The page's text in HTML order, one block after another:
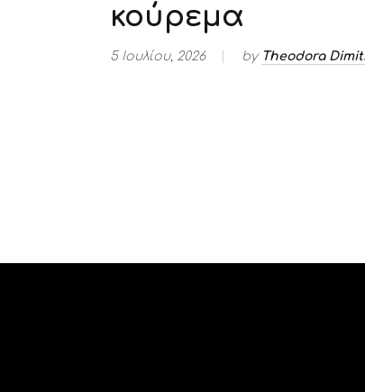
κούρεμα
5 Ιουλίου, 2026 by Theodora